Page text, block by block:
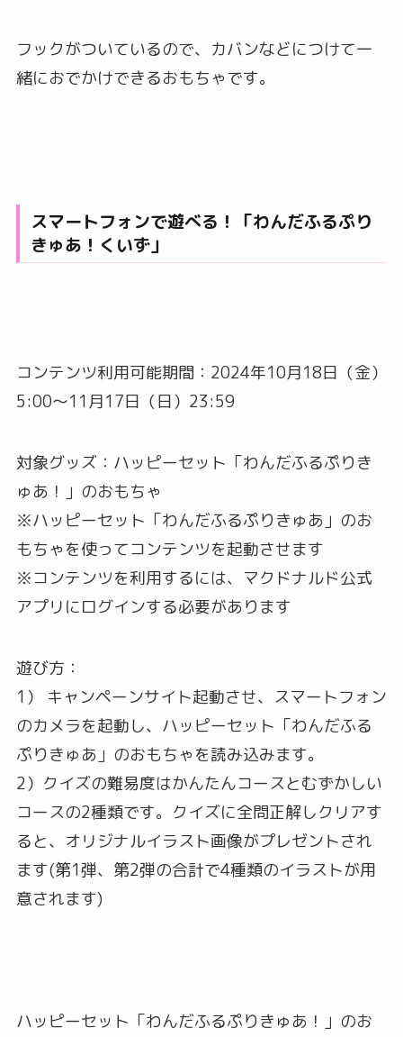
フックがついているので、カバンなどにつけて一
緒におでかけできるおもちゃです。
スマートフォンで遊べる！「わんだふるぷり
きゅあ！くいず」
コンテンツ利用可能期間：2024年10月18日（金）
5:00～11月17日（日）23:59
対象グッズ：ハッピーセット「わんだふるぷりき
ゅあ！」のおもちゃ
※ハッピーセット「わんだふるぷりきゅあ」のお
もちゃを使ってコンテンツを起動させます
※コンテンツを利用するには、マクドナルド公式
アプリにログインする必要があります
遊び方：
1） キャンペーンサイト起動させ、スマートフォン
のカメラを起動し、ハッピーセット「わんだふる
ぷりきゅあ」のおもちゃを読み込みます。
2）クイズの難易度はかんたんコースとむずかしい
コースの2種類です。クイズに全問正解しクリアす
ると、オリジナルイラスト画像がプレゼントされ
ます(第1弾、第2弾の合計で4種類のイラストが用
意されます)
ハッピーセット「わんだふるぷりきゅあ！」のお